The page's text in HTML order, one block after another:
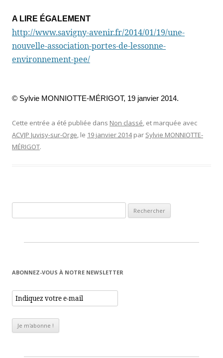
A LIRE ÉGALEMENT
http://www.savigny-avenir.fr/2014/01/19/une-
nouvelle-association-portes-de-lessonne-
environnement-pee/
© Sylvie MONNIOTTE-MÉRIGOT, 19 janvier 2014.
Cette entrée a été publiée dans Non classé, et marquée avec
ACVJP Juvisy-sur-Orge, le 19 janvier 2014 par Sylvie MONNIOTTE-
MÉRIGOT.
ABONNEZ-VOUS À NOTRE NEWSLETTER